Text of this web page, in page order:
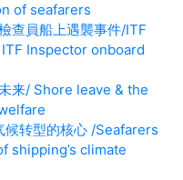
of seafarers
查員船上遇襲事件/ITF
Inspector onboard
来/ Shore leave & the
候转型的核心 /Seafarers
shipping’s climate